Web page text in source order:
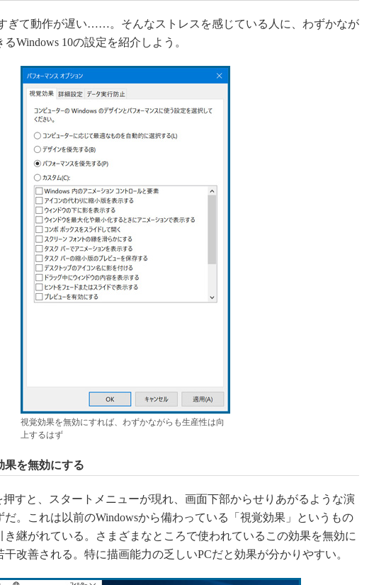
ぎて動作が遅い……。そんなストレスを感じている人に、わずかなが
Windows 10の設定を紹介しよう。
視覚効果を無効にすれば、わずかながらも生産性は向
上するはず
果を無効にする
すと、スタートメニューが現れ、画面下部からせりあがるような演
だ。これは以前のWindowsから備わっている「視覚効果」というもの
き継がれている。さまざまなところで使われているこの効果を無効に
改善される。特に描画能力の乏しいPCだと効果が分かりやすい。